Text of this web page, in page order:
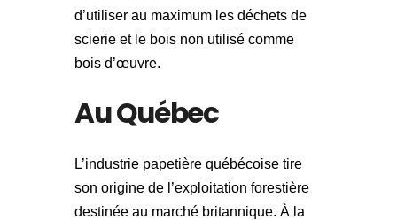
d’utiliser au maximum les déchets de
scierie et le bois non utilisé comme
bois d’œuvre.
Au Québec
L’industrie papetière québécoise tire
son origine de l’exploitation forestière
destinée au marché britannique. À la